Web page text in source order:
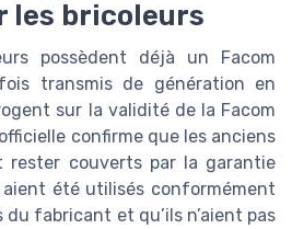
les bricoleurs
possèdent déjà un Facom
transmis de génération en
sur la validité de la Facom
confirme que les anciens
rester couverts par la garantie
aient été utilisés conformément
fabricant et qu’ils n’aient pas